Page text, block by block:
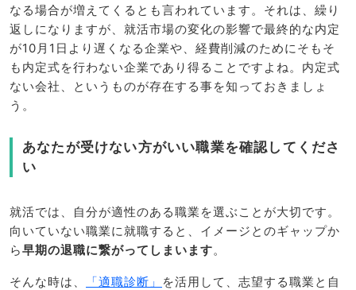
なる場合が増えてくるとも言われています。それは、繰り
返しになりますが、就活市場の変化の影響で最終的な内定
が10月1日より遅くなる企業や、経費削減のためにそもそ
も内定式を行わない企業であり得ることですよね。内定式
ない会社、というものが存在する事を知っておきましょ
う。
あなたが受けない方がいい職業を確認してくださ
い
就活では、自分が適性のある職業を選ぶことが大切です。
向いていない職業に就職すると、イメージとのギャップか
ら早期の退職に繋がってしまいます。
そんな時は、 「適職診断」
を活用して、志望する職業と自